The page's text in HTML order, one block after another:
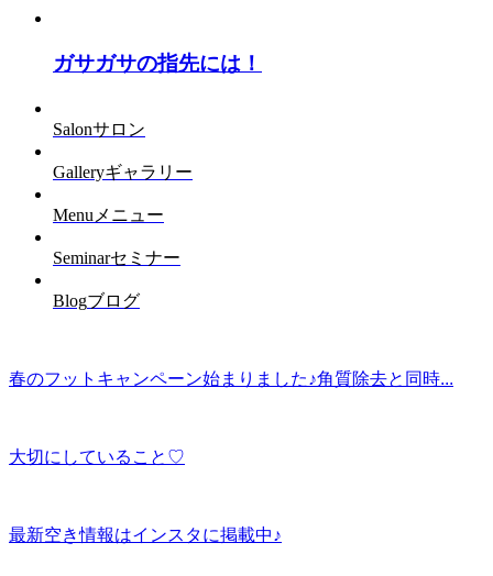
ガサガサの指先には！
Salonサロン
Galleryギャラリー
Menu メニュー
Seminarセミナー
Blogブログ
春のフットキャンペーン始まりました♪角質除去と同時...
大切にしていること♡
最新空き情報はインスタに掲載中♪